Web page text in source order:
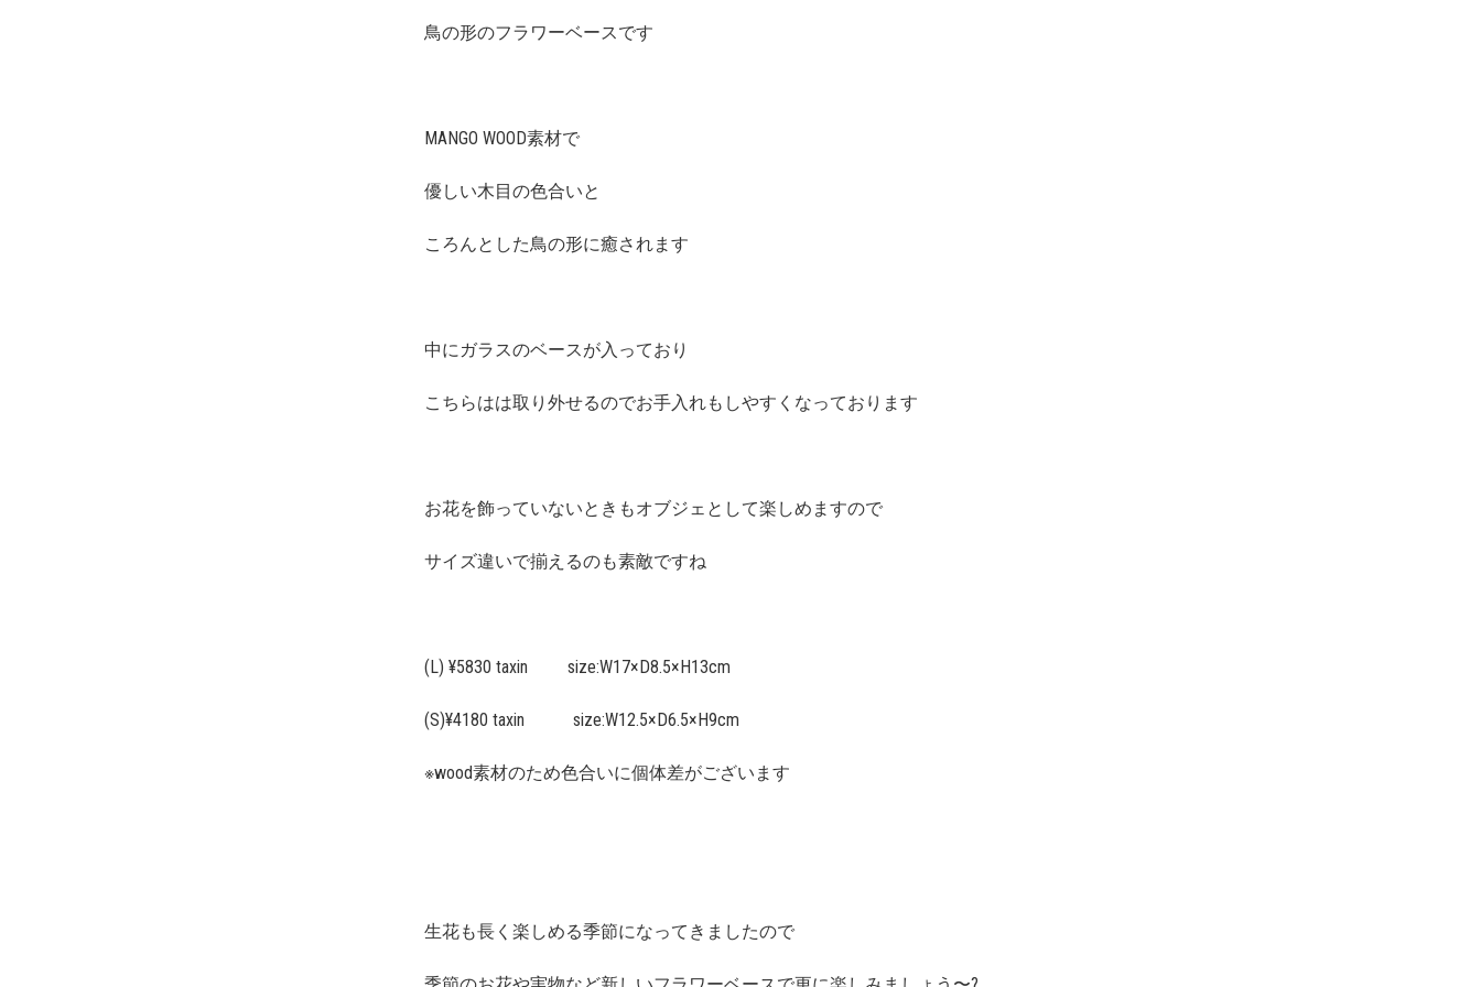
鳥の形のフラワーベースです
MANGO WOOD素材で
優しい木目の色合いと
ころんとした鳥の形に癒されます
中にガラスのベースが入っており
こちらはは取り外せるのでお手入れもしやすくなっております
お花を飾っていないときもオブジェとして楽しめますので
サイズ違いで揃えるのも素敵ですね
(L) ¥5830 taxin size:W17×D8.5×H13cm
(S)¥4180 taxin size:W12.5×D6.5×H9cm
※wood素材のため色合いに個体差がございます
生花も長く楽しめる季節になってきましたので